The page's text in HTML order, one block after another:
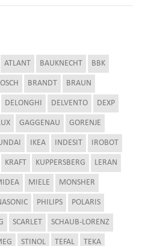
ATLANT BAUKNECHT BBK
BRANDT BRAUN
DELONGHI DELVENTO DEXP
GAGGENAU GORENJE
IKEA INDESIT IROBOT
KRAFT KUPPERSBERG LERAN
MIELE MONSHER
PHILIPS POLARIS
SCARLET SCHAUB-LORENZ
STINOL TEFAL TEKA